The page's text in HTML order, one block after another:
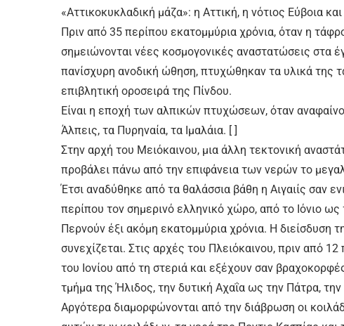
«Αττικοκυκλαδική μάζα»: η Αττική, η νότιος Εύβοια
Πριν από 35 περίπου εκατομμύρια χρόνια, όταν η
σημειώνονται νέες κοσμογονικές αναστατώσεις στα
πανίσχυρη ανοδική ώθηση, πτυχώθηκαν τα υλικά της
επιβλητική οροσειρά της Πίνδου.
Είναι η εποχή των αλπικών πτυχώσεων, όταν
Άλπεις, τα Πυρηναία, τα Ιμαλάια. [ ]
Στην αρχή του Μειόκαινου, μια άλλη τεκτονική
προβάλει πάνω από την επιφάνεια των νερών το
Έτσι αναδύθηκε από τα θαλάσσια βάθη η Αιγαιίς σαν
περίπου τον σημερινό ελληνικό χώρο, από το Ιόνιο
Περνούν έξι ακόμη εκατομμύρια χρόνια. Η διείσδυση
συνεχίζεται. Στις αρχές του Πλειόκαινου, πριν από
του Ιονίου από τη στεριά και εξέχουν σαν
τμήμα της Ήλιδος, την δυτική Αχαΐα ως την Πάτρα,
Αργότερα διαμορφώνονται από την διάβρωση οι